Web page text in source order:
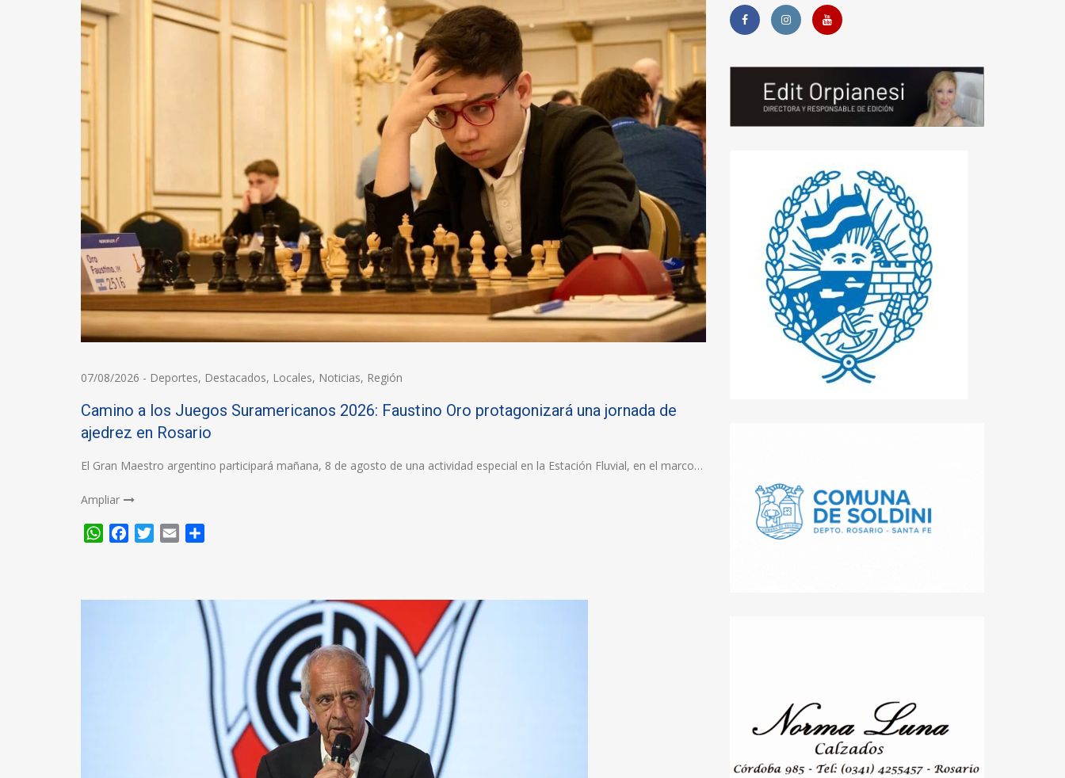
07/08/2026 - Deportes, Destacados, Locales, Noticias, Región
Camino a los Juegos Suramericanos 2026: Faustino Oro protagonizará una jornada de
ajedrez en Rosario
El Gran Maestro argentino participará mañana, 8 de agosto de una actividad especial en la Estación Fluvial, en el marco…
Ampliar
WhatsApp
FacebookTwitter
Email